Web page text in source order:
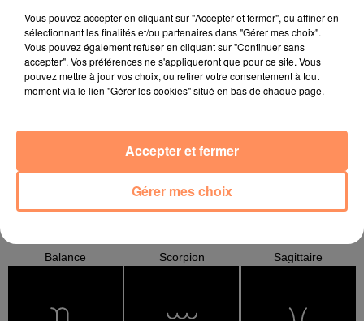
Balance Scorpion Sagittaire
Vous pouvez accepter en cliquant sur "Accepter et fermer", ou affiner en
sélectionnant les finalités et/ou partenaires dans "Gérer mes choix".
Vous pouvez également refuser en cliquant sur "Continuer sans
accepter". Vos préférences ne s'appliqueront que pour ce site. Vous
pouvez mettre à jour vos choix, ou retirer votre consentement à tout
moment via le lien "Gérer les cookies" situé en bas de chaque page.
Gérer mes choix
Accepter et fermer